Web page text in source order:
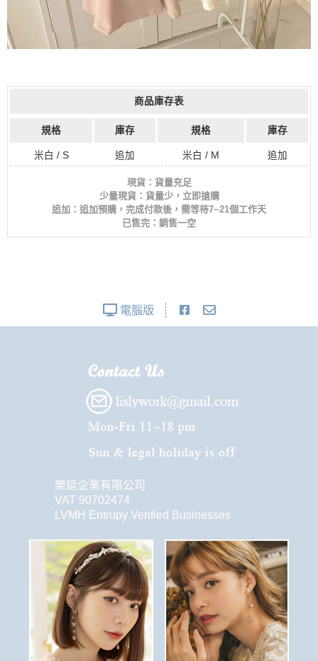
商品庫存表
規格 庫存 規格 庫存
米白 / S 追加 米白 / M 追加
現貨：貨量充足
少量現貨：貨量少，立即搶購
追加：追加預購，完成付款後，需等待7~21個工作天
已售完：銷售一空
電腦版
樂延企業有限公司
VAT 90702474
LVMH Entrupy Verified Businesses